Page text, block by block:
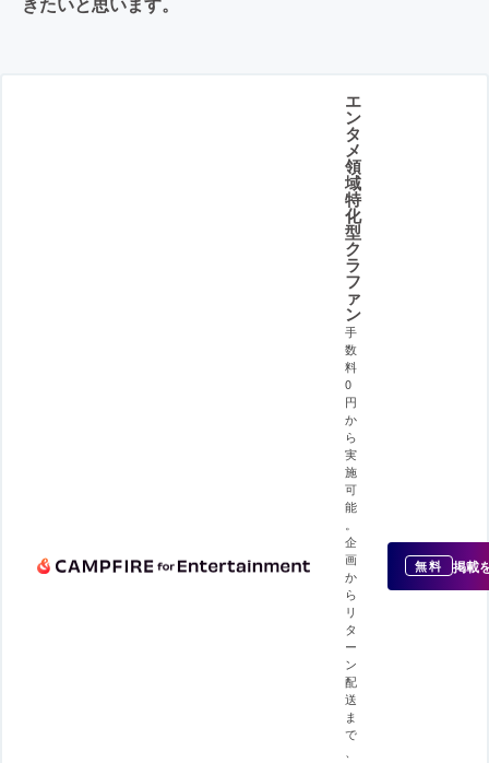
エ
ン
タ
メ
領
域
特
化
型
ク
ラ
フ
ァ
ン
手
数
料
0
円
か
ら
実
施
可
能
企
画
か
ら
リ
タ
ー
ン
配
送
ま
で
無料 掲載